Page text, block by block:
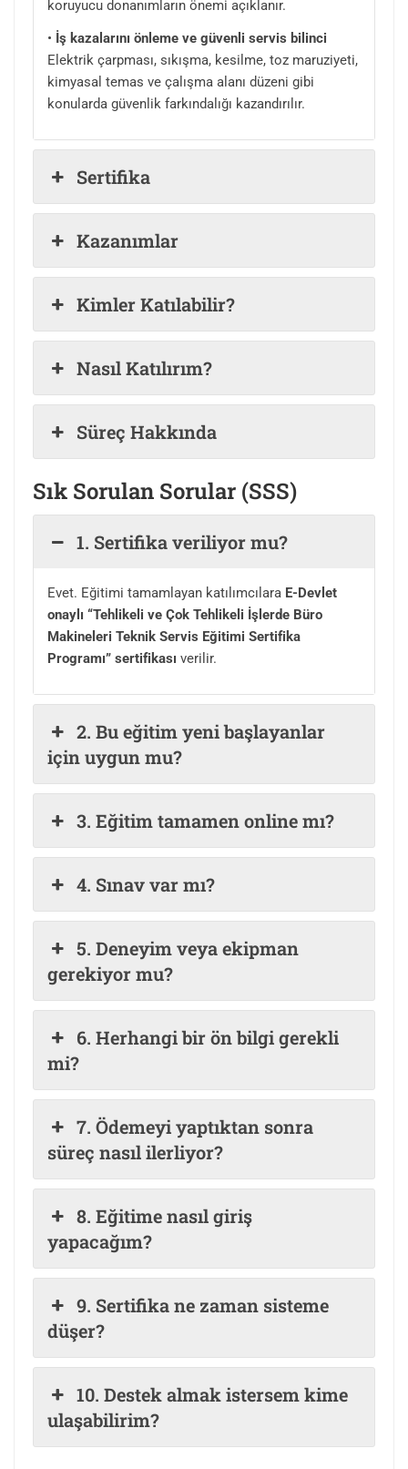
koruyucu donanımların önemi açıklanır.
• İş kazalarını önleme ve güvenli servis bilinci
Elektrik çarpması, sıkışma, kesilme, toz maruziyeti,
kimyasal temas ve çalışma alanı düzeni gibi
konularda güvenlik farkındalığı kazandırılır.
Sertifika
Kazanımlar
Kimler Katılabilir?
Nasıl Katılırım?
Süreç Hakkında
Sık Sorulan Sorular (SSS)
1. Sertifika veriliyor mu?
Evet. Eğitimi tamamlayan katılımcılara E-Devlet
onaylı “Tehlikeli ve Çok Tehlikeli İşlerde Büro
Makineleri Teknik Servis Eğitimi Sertifika
Programı” sertifikası verilir.
2. Bu eğitim yeni başlayanlar
için uygun mu?
3. Eğitim tamamen online mı?
4. Sınav var mı?
5. Deneyim veya ekipman
gerekiyor mu?
6. Herhangi bir ön bilgi gerekli
mi?
7. Ödemeyi yaptıktan sonra
süreç nasıl ilerliyor?
8. Eğitime nasıl giriş
yapacağım?
9. Sertifika ne zaman sisteme
düşer?
10. Destek almak istersem kime
ulaşabilirim?